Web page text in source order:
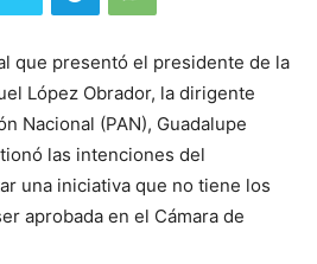
que presentó el presidente de la
López Obrador, la dirigente
Nacional (PAN), Guadalupe
las intenciones del
una iniciativa que no tiene los
aprobada en el Cámara de